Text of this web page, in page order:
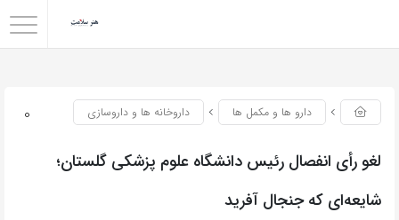
0 دارو ها و مکمل ها داروخانه ها و داروسازی
لغو رأی انفصال رئیس دانشگاه علوم پزشکی گلستان؛
شایعه‌ای که جنجال آفرید